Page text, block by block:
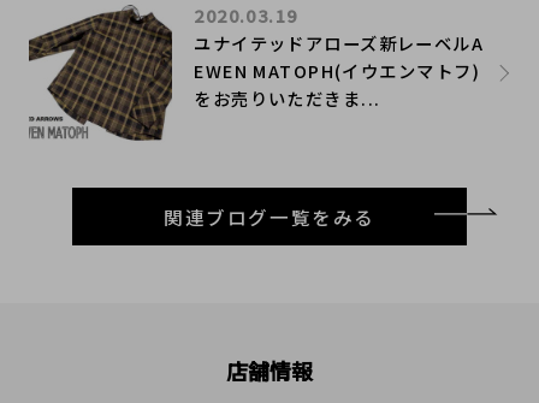
ユナイテッドアローズ新レーベルA
EWEN MATOPH(イウエンマトフ)
をお売りいただきま...
2020.03.19
関連ブログ一覧をみる
店舗情報